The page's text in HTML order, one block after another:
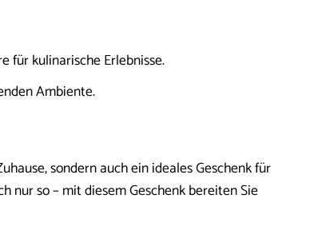
für kulinarische Erlebnisse.
Ambiente.
sondern auch ein ideales Geschenk für
nur so – mit diesem Geschenk bereiten Sie